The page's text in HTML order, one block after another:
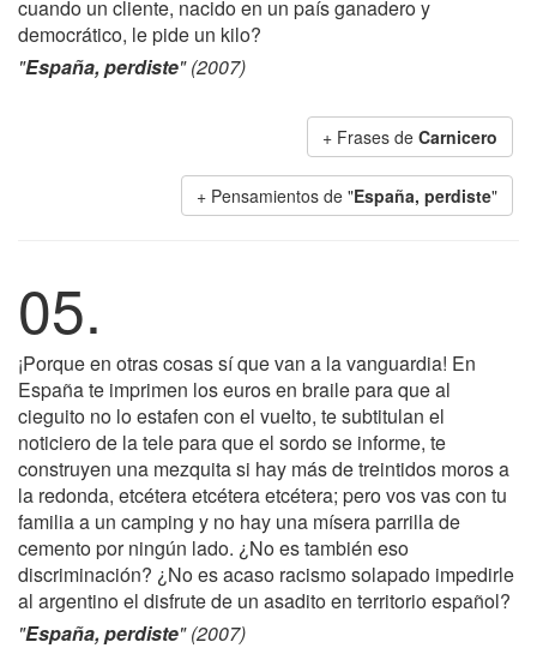
cuando un cliente, nacido en un país ganadero y
democrático, le pide un kilo?
"España, perdiste" (2007)
+ Frases de Carnicero
+ Pensamientos de "España, perdiste"
05.
¡Porque en otras cosas sí que van a la vanguardia! En
España te imprimen los euros en braile para que al
cieguito no lo estafen con el vuelto, te subtitulan el
noticiero de la tele para que el sordo se informe, te
construyen una mezquita si hay más de treintidos moros a
la redonda, etcétera etcétera etcétera; pero vos vas con tu
familia a un camping y no hay una mísera parrilla de
cemento por ningún lado. ¿No es también eso
discriminación? ¿No es acaso racismo solapado impedirle
al argentino el disfrute de un asadito en territorio español?
"España, perdiste" (2007)